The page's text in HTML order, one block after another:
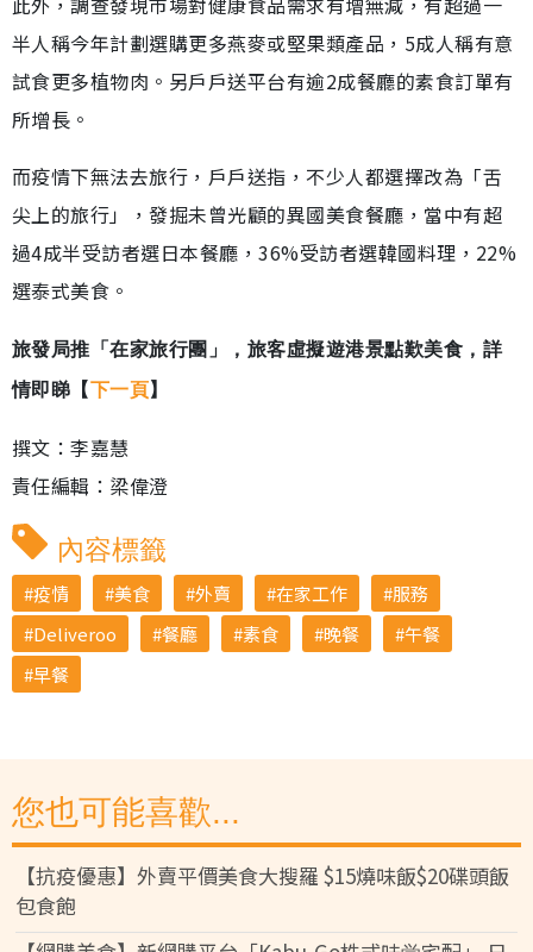
半人稱今年計劃選購更多燕麥或堅果類產品，5成人稱有意
試食更多植物肉。另戶戶送平台有逾2成餐廳的素食訂單有
所增長。
而疫情下無法去旅行，戶戶送指，不少人都選擇改為「舌
尖上的旅行」，發掘未曾光顧的異國美食餐廳，當中有超
過4成半受訪者選日本餐廳，36%受訪者選韓國料理，22%
選泰式美食。
旅發局推「在家旅行團」，旅客虛擬遊港景點歎美食，詳
情即睇【下一頁】
撰文：李嘉慧
責任編輯：梁偉澄
內容標籤
疫情 美食 外賣 在家工作
服務
Deliveroo
餐廳 素食 晚餐
午餐
早餐
您也可能喜歡...
【抗疫優惠】外賣平價美食大搜羅 $15燒味飯$20碟頭飯
包食飽